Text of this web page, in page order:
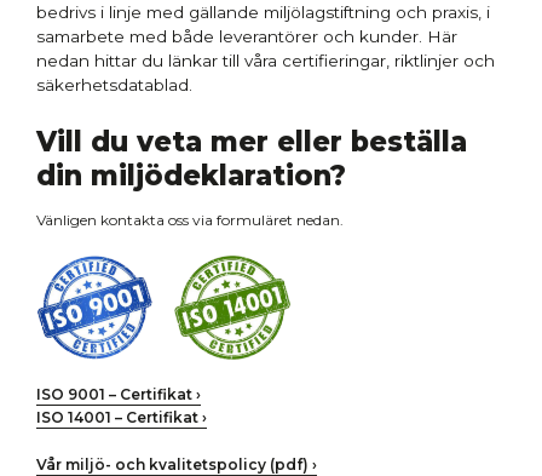
bedrivs i linje med gällande miljölagstiftning och praxis, i
samarbete med både leverantörer och kunder. Här
nedan hittar du länkar till våra certifieringar, riktlinjer och
säkerhetsdatablad.
Vill du veta mer eller beställa
din miljödeklaration?
Vänligen kontakta oss via formuläret nedan.
ISO 9001 – Certifikat ›
ISO 14001 – Certifikat ›
Vår miljö- och kvalitetspolicy (pdf) ›